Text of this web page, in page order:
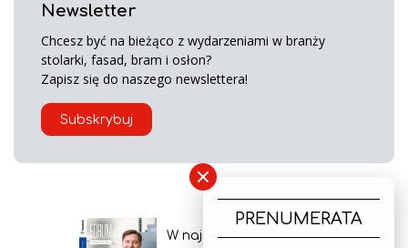
Newsletter
Chcesz być na bieżąco z wydarzeniami w branży
stolarki, fasad, bram i osłon?
Zapisz się do naszego newslettera!
Subskrybuj
W najnowszym wydaniu
×
PRENUMERATA